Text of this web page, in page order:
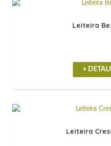
Leiteira
+
Leiteira